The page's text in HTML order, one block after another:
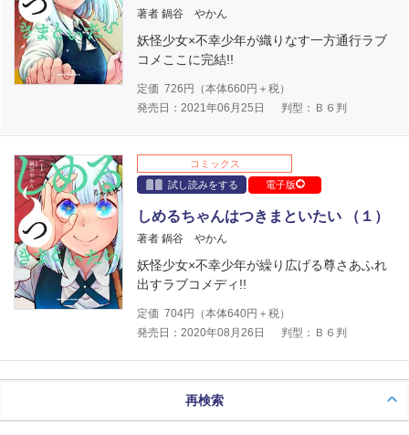
著者 鍋谷 やかん
妖怪少女×不幸少年が織りなす一方通行ラブ
コメここに完結!!
定価 726 円（本体660円＋税）
発売日：2021年06月25日
判型：Ｂ６判
コミックス
試し読みをする
電子版
しめるちゃんはつきまといたい （１）
著者 鍋谷 やかん
妖怪少女×不幸少年が繰り広げる尊さあふれ
出すラブコメディ!!
定価 704円（本体640円＋税）
発売日：2020年08月26日
判型：Ｂ６判
再検索